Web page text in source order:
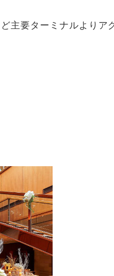
主要ターミナルより ア